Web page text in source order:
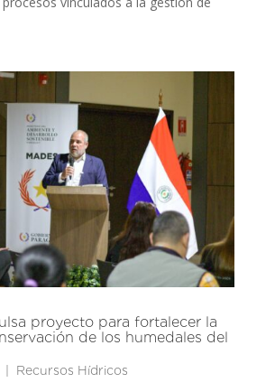
proyecto para fortalecer la
de los humedales del
Recursos Hídricos